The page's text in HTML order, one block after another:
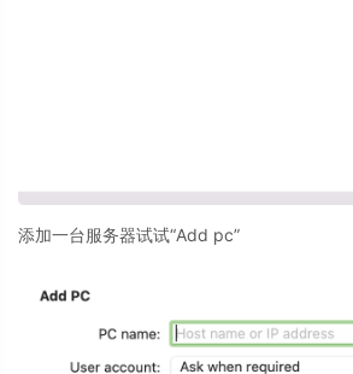
添加一台服务器试试“Add pc”